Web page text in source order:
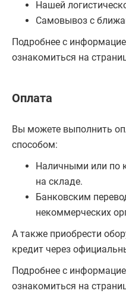
Нашей
Самовывоз с
Подробнее с
ознакомиться на
Оплата
Вы можете выполнить
способом:
Наличными или по
на складе.
Банковским
некоммерческих
А также приобрести
кредит через
Подробнее с
ознакомиться на